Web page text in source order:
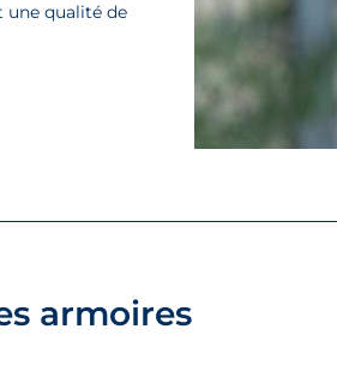
une qualité de
armoires